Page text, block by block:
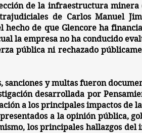
de la infraestructura minera
de Carlos Manuel
de que Glencore ha
la empresa no ha conducido
pública ni rechazado
sanciones y multas fueron
desarrollada por
a los principales impactos de
a la opinión pública,
los principales hallazgos